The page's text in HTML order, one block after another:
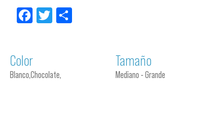
Facebook
Twitter
Color
Blanco,Chocolate,
Tamaño
Mediano - Grande